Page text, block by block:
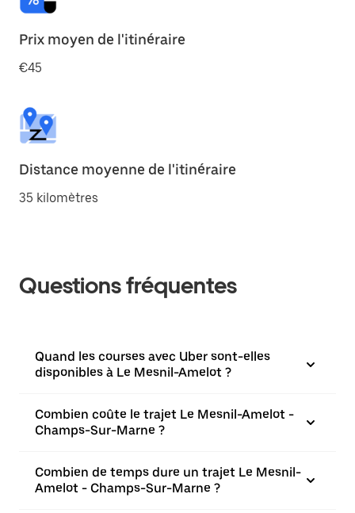
Prix moyen de l'itinéraire
€45
Distance moyenne de l'itinéraire
35 kilomètres
Questions fréquentes
Quand les courses avec Uber sont-elles
disponibles à Le Mesnil-Amelot ?
Combien coûte le trajet Le Mesnil-Amelot -
Champs-Sur-Marne ?
Combien de temps dure un trajet Le Mesnil-
Amelot - Champs-Sur-Marne ?